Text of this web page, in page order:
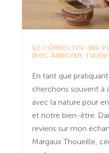
Se connecter aux
avec Margaux
En tant que
cherchons souvent à
avec la nature pour
et notre bien-être.
reviens sur mon
Margaux Thoueille,